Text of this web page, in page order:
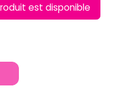
est disponible